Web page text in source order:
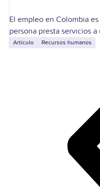
El empleo en Colombia
persona presta servicios
cambio de remuneración,
Artículo Recursos humanos